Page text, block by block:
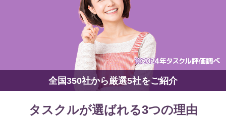
全国350社から厳選5社をご紹介
タスクルが選ばれる3つの理由